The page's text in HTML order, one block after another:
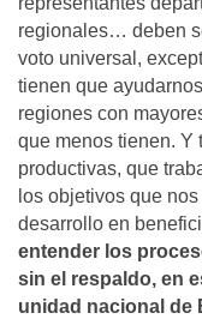
regionales… deben
voto universal,
tienen que
regiones con
que menos tienen. Y
productivas, que
los objetivos que
desarrollo en
entender los
sin el respaldo, en
unidad nacional de